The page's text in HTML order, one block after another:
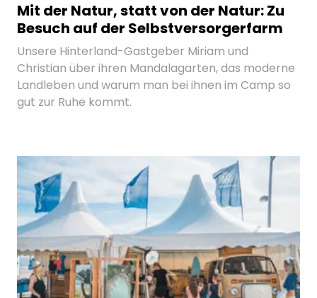
Mit der Natur, statt von der Natur: Zu
Besuch auf der Selbstversorgerfarm
Unsere Hinterland-Gastgeber Miriam und
Christian über ihren Mandalagarten, das moderne
Landleben und warum man bei ihnen im Camp so
gut zur Ruhe kommt.